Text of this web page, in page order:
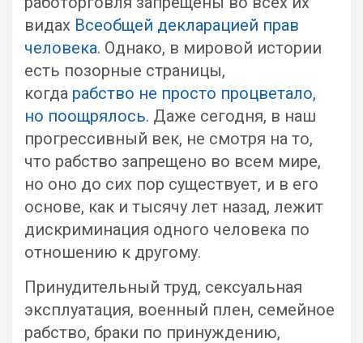
видах Всеобщей декларацией прав
человека. Однако, в мировой истории
есть позорные страницы,
когда рабство не просто процветало,
но поощрялось. Даже сегодня, в наш
прогрессивный век, не смотря на то,
что рабство запрещено во всем мире,
но оно до сих пор существует, и в его
основе, как и тысячу лет назад, лежит
дискриминация одного человека по
отношению к другому.
Принудительный труд, сексуальная
эксплуатация, военный плен, семейное
рабство, браки по принуждению,